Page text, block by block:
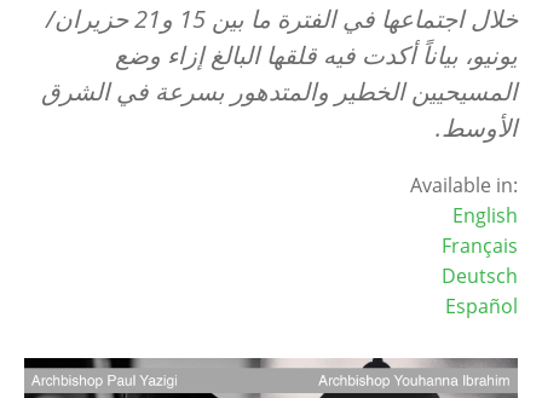
خلال اجتماعها في الفترة ما بين 15 و21 حزيران/
يونيو، بياناً أكدت فيه قلقها البالغ إزاء وضع
المسيحيين الخطير والمتدهور بسرعة في الشرق
الأوسط.
Available in:
English
Français
Deutsch
Español
Image